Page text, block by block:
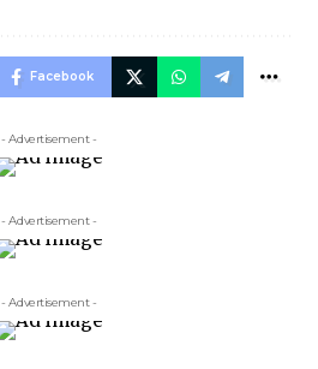
Facebook
- Advertisement -
- Advertisement -
- Advertisement -